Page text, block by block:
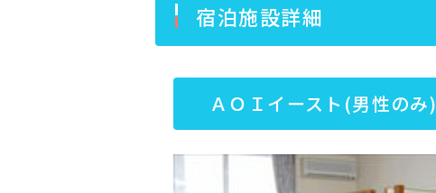
宿泊施設詳細
ＡＯＩイースト(男性のみ)